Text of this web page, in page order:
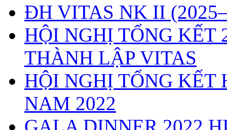
ĐH VITAS NK II
HỘI NGHỊ TỔNG
THÀNH LẬP VITAS
HỘI NGHỊ TỔNG KẾT
NAM 2022